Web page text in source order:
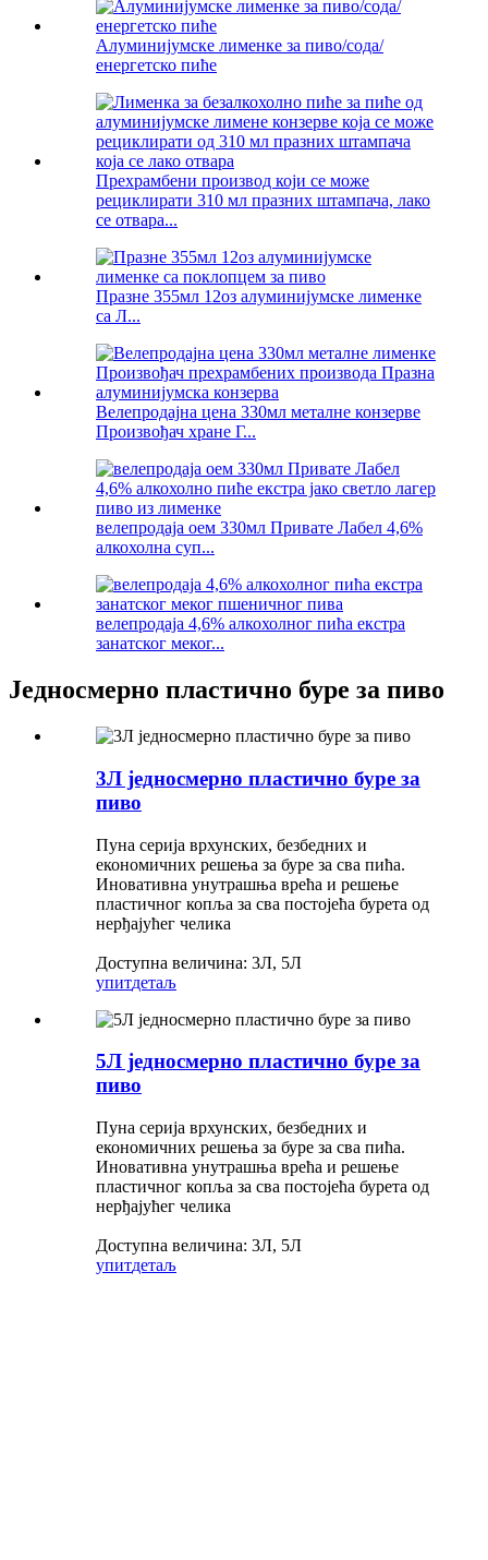
Алуминијумске лименке за пиво/сода/
енергетско пиће
Прехрамбени производ који се може
рециклирати 310 мл празних штампача, лако
се отвара...
Празне 355мл 12оз алуминијумске лименке
са Л...
Велепродајна цена 330мл металне конзерве
Произвођач хране Г...
велепродаја оем 330мл Привате Лабел 4,6%
алкохолна суп...
велепродаја 4,6% алкохолног пића екстра
занатског меког...
Једносмерно пластично буре за пиво
3Л једносмерно пластично буре за
пиво
Пуна серија врхунских, безбедних и
економичних решења за буре за сва пића.
Иновативна унутрашња врећа и решење
пластичног копља за сва постојећа бурета од
нерђајућег челика
Доступна величина: 3Л, 5Л
упитдетаљ
5Л једносмерно пластично буре за
пиво
Пуна серија врхунских, безбедних и
економичних решења за буре за сва пића.
Иновативна унутрашња врећа и решење
пластичног копља за сва постојећа бурета од
нерђајућег челика
Доступна величина: 3Л, 5Л
упитдетаљ